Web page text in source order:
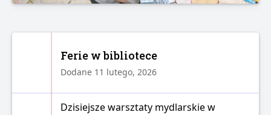
Ferie w bibliotece
Dodane 11 lutego, 2026
Dzisiejsze warsztaty mydlarskie w